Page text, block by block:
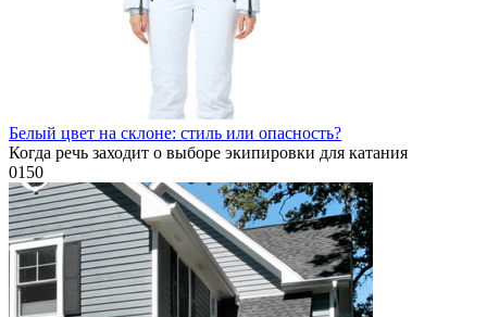
Белый цвет на склоне: стиль или опасность?
Когда речь заходит о выборе экипировки для катания
0150